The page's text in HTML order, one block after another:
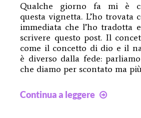
Qualche giorno fa mi è
questa vignetta. L’ho trovata
immediata che l’ho tradotta
scrivere questo post. Il
come il concetto di dio e il
è diverso dalla fede:
che diamo per scontato ma
Continua a leggere